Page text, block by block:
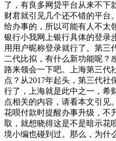
了，有良多网贷平台从来不下
财君就引见几个还不错的平台
给办事的，所以可能有人不太
银行小我网上银行具体的登录
用用户昵称登录就行了。第三
二代比拟，有什么新功能呢？
路来领会一下吧。上海第三代
点？从2017年起头，第三代
行了，上海就是此中之一，希
点相关的内容，请看本文引见
花呗付款时提醒办事升级，不
取，就想晓得这是不是暗示花
境小编也碰到过。那么，为什